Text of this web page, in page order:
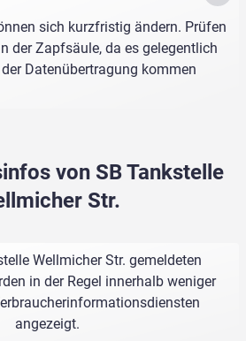
sich kurzfristig ändern. Prüfen
der Zapfsäule, da es gelegentlich
Datenübertragung kommen
von SB Tankstelle
Str.
Wellmicher Str. gemeldeten
in der Regel innerhalb weniger
angezeigt.